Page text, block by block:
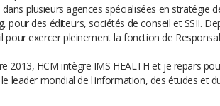
plusieurs agences spécialisées en stratégie
pour des éditeurs, sociétés de conseil et SSII.
pour exercer pleinement la fonction de
2013, HCM intègre IMS HEALTH et je repars
leader mondial de l'information, des études et